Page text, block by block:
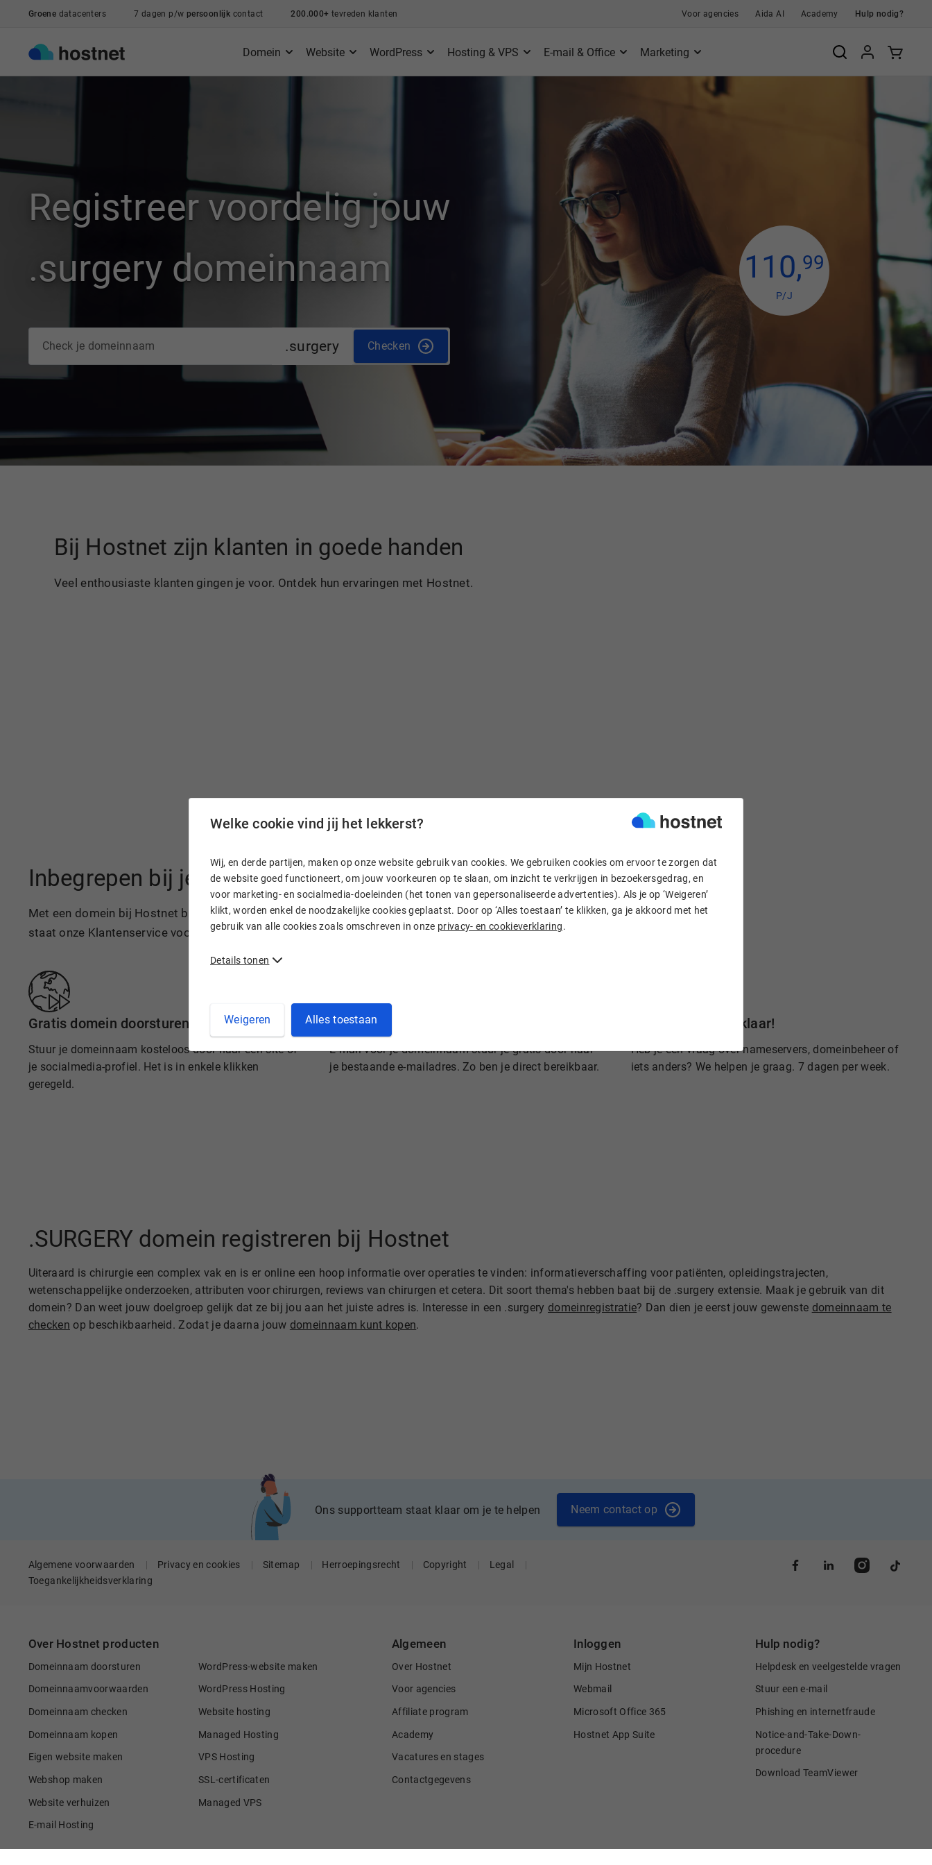
Welke cookie vind jij het lekkerst?
Wij, en derde partijen, maken op onze website gebruik van cookies. We gebruiken cookies om ervoor te zorgen dat
de website goed functioneert, om jouw voorkeuren op te slaan, om inzicht te verkrijgen in bezoekersgedrag, en
voor marketing- en socialmedia-doeleinden (het tonen van gepersonaliseerde advertenties). Als je op ‘Weigeren’
klikt, worden enkel de noodzakelijke cookies geplaatst. Door op ‘Alles toestaan’ te klikken, ga je akkoord met het
gebruik van alle cookies zoals omschreven in onze privacy- en cookieverklaring.
Details tonen
Weigeren Alles toestaan
Ga naar de hoofdinhoud
Groene datacenters 7 dagen p/w persoonlijk contact 200.000+ tevreden klanten Voor agencies Aida AI Academy Hulp nodig?
Domein Website WordPress Hosting & VPS E-mail & Office Marketing
Registreer voordelig jouw
.surgery domeinnaam
.surgery Checken
110,99
P/J
Bij Hostnet zijn klanten in goede handen
Veel enthousiaste klanten gingen je voor. Ontdek hun ervaringen met Hostnet.
Inbegrepen bij je domeinnaam
Met een domein bij Hostnet ben je razendsnel online. En heb je vragen? Dan
staat onze Klantenservice voor je klaar.
Gratis domein doorsturen
Stuur je domeinnaam kosteloos door naar een site of
je socialmedia-profiel. Het is in enkele klikken
geregeld.
Gratis e-mail doorsturen
E-mail voor je domeinnaam stuur je gratis door naar
je bestaande e-mailadres. Zo ben je direct bereikbaar.
Wij staan voor je klaar!
Heb je een vraag over nameservers, domeinbeheer of
iets anders? We helpen je graag. 7 dagen per week.
.SURGERY domein registreren bij Hostnet
Uiteraard is chirurgie een complex vak en is er online een hoop informatie over operaties te vinden: informatieverschaffing voor patiënten, opleidingstrajecten,
wetenschappelijke onderzoeken, attributen voor chirurgen, reviews van chirurgen et cetera. Dit soort thema's hebben baat bij de .surgery extensie. Maak je gebruik van dit
domein? Dan weet jouw doelgroep gelijk dat ze bij jou aan het juiste adres is. Interesse in een .surgery domeinregistratie? Dan dien je eerst jouw gewenste domeinnaam te
checken op beschikbaarheid. Zodat je daarna jouw domeinnaam kunt kopen.
Ons supportteam staat klaar om je te helpen Neem contact op
Algemene voorwaarden Privacy en cookies Sitemap Herroepingsrecht Copyright
Legal
Toegankelijkheidsverklaring
Over Hostnet producten
Domeinnaam doorsturen
Domeinnaamvoorwaarden
Domeinnaam checken
Domeinnaam kopen
Eigen website maken
Webshop maken
Website verhuizen
E-mail Hosting
WordPress-website maken
WordPress Hosting
Website hosting
Managed Hosting
VPS Hosting
SSL-certificaten
Managed VPS
Algemeen
Over Hostnet
Voor agencies
Affiliate program
Academy
Vacatures en stages
Contactgegevens
Inloggen
Mijn Hostnet
Webmail
Microsoft Office 365
Hostnet App Suite
Hulp nodig?
Helpdesk en veelgestelde vragen
Stuur een e-mail
Phishing en internetfraude
Notice-and-Take-Down-
procedure
Download TeamViewer